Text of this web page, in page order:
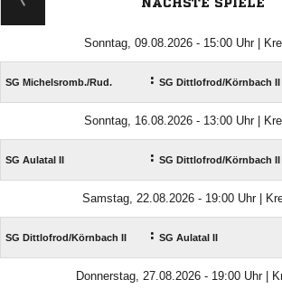
NÄCHSTE SPIELE
Sonntag, 09.08.2026 - 15:00 Uhr |
SG Michelsromb./​Rud. : SG Dittlofrod/​Körnbach II
Sonntag, 16.08.2026 - 13:00 Uhr |
SG Aulatal II : SG Dittlofrod/​Körnbach II
Samstag, 22.08.2026 - 19:00 Uhr |
SG Dittlofrod/​Körnbach II : SG Aulatal II
Donnerstag, 27.08.2026 - 19:00 Uhr |